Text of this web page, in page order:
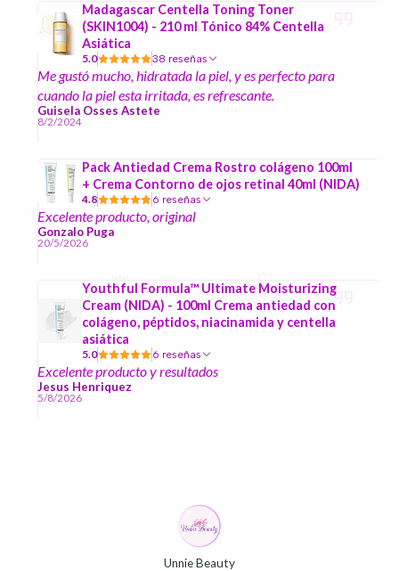
Madagascar Centella Toning Toner
(SKIN1004) - 210 ml Tónico 84% Centella
Asiática
5.0 38 reseñas
Me gustó mucho, hidratada la piel, y es perfecto para
cuando la piel esta irritada, es refrescante.
Guisela Osses Astete
8/2/2024
Pack Antiedad Crema Rostro colágeno 100ml
+ Crema Contorno de ojos retinal 40ml (NIDA)
4.8 6 reseñas
Excelente producto, original
Gonzalo Puga
20/5/2026
Youthful Formula™ Ultimate Moisturizing
Cream (NIDA) - 100ml Crema antiedad con
colágeno, péptidos, niacinamida y centella
asiática
5.0 6 reseñas
Excelente producto y resultados
Jesus Henriquez
5/8/2026
Unnie Beauty